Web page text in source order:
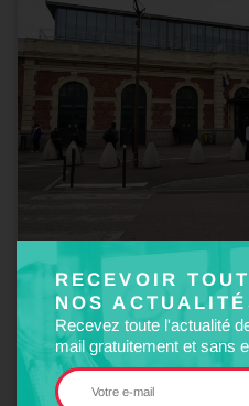
RECEVOIR
NOS
Recevez toute l'actualité
mail gratuitement et sans
COMMUNIQUÉ
Position sur la section
note…
Position sur la section Paris-
desserte du Mantois